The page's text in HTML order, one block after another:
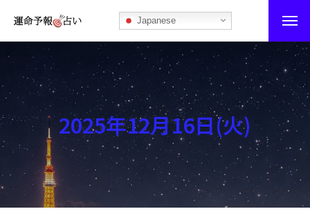
Japanese
運命予報占い
運命予報占いとは
あなたの所属部屋を探そう！
最恐の相性占い
秘伝公開！吉凶カレンダー
2025年12月16日(火)